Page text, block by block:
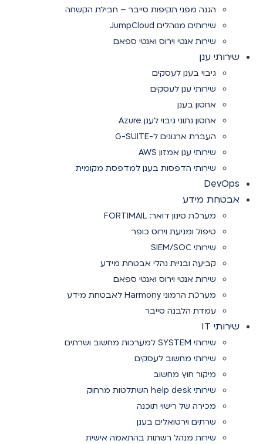
הגנה מפני תקיפות סייבר – חבילת הקשחה
שירותים מנוהלים JumpCloud
שירות אנטי וירוס ואנטי ספאם
שירותי ענן
גיבוי בענן לעסקים
שירותי ענן לעסקים
אחסון בענן
אחסון נתוני גיבוי לענן Azure
העברת ארגונים ל-G-SUITE
שירותי ענן אמזון AWS
שירותי הדפסות בענן למדפסת מקומית
DevOps
אבטחת מידע
מערכת סינון דואר: FORTIMAIL
טיפול ומניעת וירוס כופר
שירותי SIEM/SOC
קביעה ובניית נהלי אבטחת מידע
שירות אנטי וירוס ואנטי ספאם
מערכת הרמוני Harmony לאבטחת מידע
עמדת הלבנה סייבר
שירותי IT
שירותי SYSTEM למערכות מחשוב ושרתים
שירותי מחשוב לעסקים
מיקור חוץ מחשוב
שירותי help desk השתלטות מרחוק
מכירה של רישוי תוכנה
שרתים וירטואלים בענן
שירות מנהל רשתות בהתאמה אישית